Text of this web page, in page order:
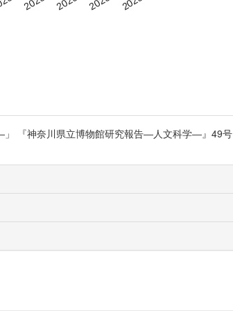
『神奈川県立博物館研究報告―人文科学―』49号